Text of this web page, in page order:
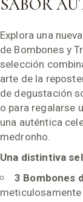
SABOR
Explora una
de Bombones y
selección
arte de la
de degustación
o para regalarse
una auténtica
medronho.
Una distintiva
3 Bombones